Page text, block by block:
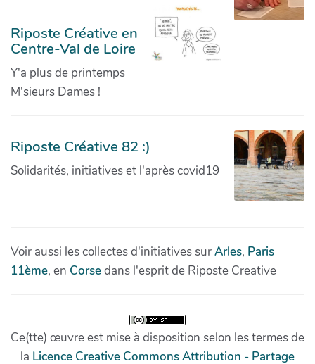
Riposte Créative en
Centre-Val de Loire
Y'a plus de printemps
M'sieurs Dames !
Riposte Créative 82 :)
Solidarités, initiatives et l'après covid19
Voir aussi les collectes d'initiatives surArles, Paris
11ème, en Corsedans l'esprit de Riposte Creative
Ce(tte) œuvre est mise à disposition selon les termes de
la Licence Creative Commons Attribution - Partage